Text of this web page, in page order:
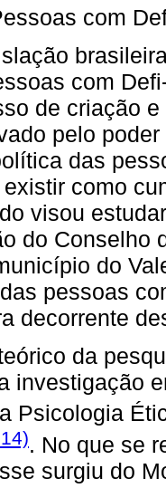
com
com
de criação
pelo
das
como
visou
do Conselho
do
pessoas
decorrente
da
investigação
Psicologia
. No que se
surgiu do